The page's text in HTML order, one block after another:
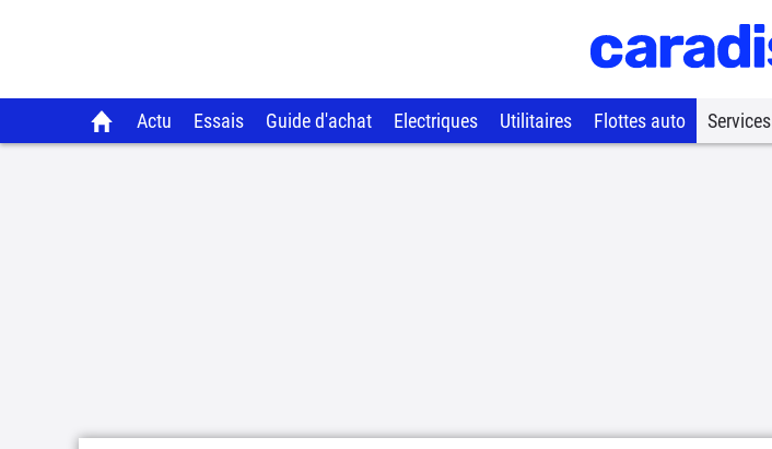
Actu Essais Guide d'achat Electriques Utilitaires Flottes auto Services